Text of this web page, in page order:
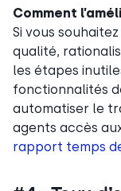
Comment
Si vous
qualité,
les étapes
fonctionnalités
automatiser le
agents accès
rapport temps